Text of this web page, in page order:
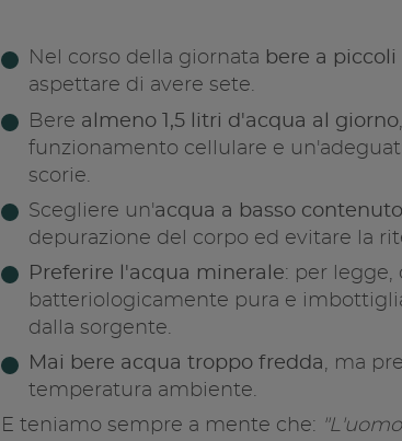
Nel corso della giornata bere a piccoli
aspettare di avere sete.
Bere almeno 1,5 litri d'acqua al giorno
funzionamento cellulare e
scorie.
Scegliere un'acqua a basso
depurazione del corpo ed evitare la
Preferire l'acqua minerale: per legge,
batteriologicamente pura e
dalla sorgente.
Mai bere acqua troppo fredda, ma
temperatura ambiente.
E teniamo sempre a mente che: